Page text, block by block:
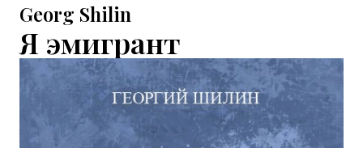
Georg Shilin
Я эмигрант